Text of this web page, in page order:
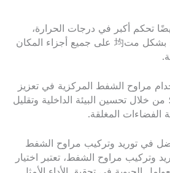
تحكم أكبر في درجات الحرارة،
حيث يسهل توزيع الهواء بشكل مت均 على جميع أجزاء المكان
مراوح الشفط المركزية في تعزيز
خلال تحسين البيئة الداخلية وتقليل
الفضاءات المغلقة.
في توريد وتركيب مراوح الشفط
وتركيب مراوح الشفط، تعتبر اختيار